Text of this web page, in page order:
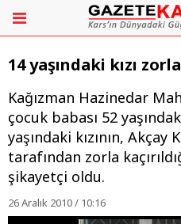
14 yaşındaki kızı
Kağızman Hazinedar
çocuk babası 52
yaşındaki kızının,
tarafından zorla
şikayetçi oldu.
26 Aralık 2010 / 10:16